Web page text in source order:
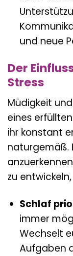
und neue
Der
Stress
Müdigkeit
eines
ihr konstant
naturgemäß.
zu
Schlaf
immer
Wechselt
Aufgaben